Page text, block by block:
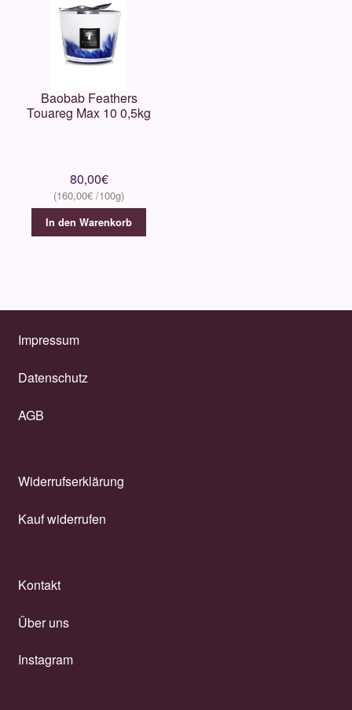
Baobab Feathers
Touareg Max 10 0,5kg
80,00€
160,00€
In den Warenkorb
Impressum
Datenschutz
AGB
Widerrufserklärung
Kauf widerrufen
Kontakt
Über uns
Instagram